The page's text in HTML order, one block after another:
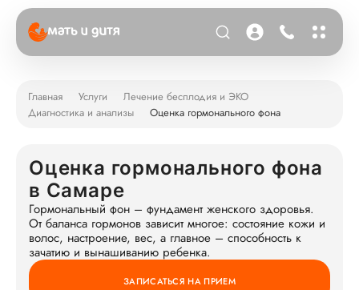
Главная Услуги
Лечение бесплодия и ЭКО
Диагностика и анализы
Оценка гормонального фона
Оценка гормонального фона
в Самаре
Гормональный фон – фундамент женского здоровья.
От баланса гормонов зависит многое: состояние кожи и
волос, настроение, вес, а главное – способность к
зачатию и вынашиванию ребенка.
ЗАПИСАТЬСЯ НА ПРИЕМ